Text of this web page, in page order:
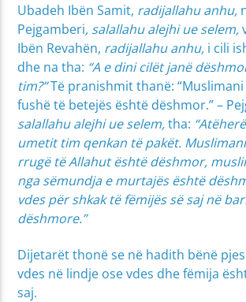
Ubadeh Ibën Samit, radijallahu anhu,
Pejgamberi, salallahu alejhi ue selem,
Ibën Revahën, radijallahu anhu, i cili
dhe na tha: “A e dini cilët janë
tim?”Të pranishmit thanë:
fushë të betejës është dëshmor.” –
salallahu alejhi ue selem,tha:
umetit tim qenkan të pakët.
rrugë të Allahut është dëshmor,
nga sëmundja e murtajës është
vdes për shkak të fëmijës së saj në
dëshmore.”
Dijetarët thonë se në hadith bënë
vdes në lindje ose vdes dhe fëmija
saj.